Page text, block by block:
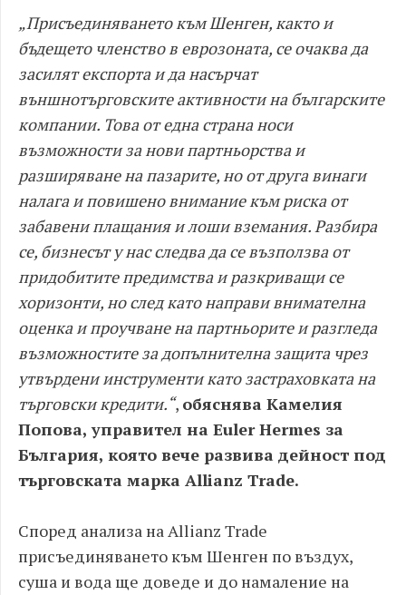
„Присъединяването към Шенген, както и
бъдещето членство в eврозоната, се очаква да
засилят експорта и да насърчат
външнотърговските активности на българските
компании. Това от една страна носи
възможности за нови партньорства и
разширяване на пазарите, но от друга винаги
налага и повишено внимание към риска от
забавени плащания и лоши вземания. Разбира
се, бизнесът у нас следва да се възползва от
придобитите предимства и разкриващи се
хоризонти, но след като направи внимателна
оценка и проучване на партньорите и разгледа
възможностите за допълнителна защита чрез
утвърдени инструменти като застраховката на
търговски кредити.“, обяснява Камелия
Попова, управител на Euler Hermes за
България, която вече развива дейност под
търговската марка Allianz Trade.
Според анализа на Allianz Trade
присъединяването към Шенген по въздух,
суша и вода ще доведе и до намаление на